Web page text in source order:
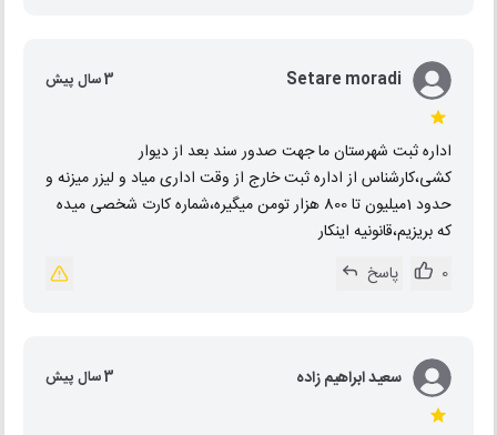
Setare moradi 3 سال پیش
اداره ثبت شهرستان ما جهت صدور سند بعد از دیوار
کشی،کارشناس از اداره ثبت خارج از وقت اداری میاد و لیزر میزنه و
حدود 1میلیون تا 800 هزار تومن میگیره،شماره کارت شخصی میده
که بریزیم،قانونیه اینکار
0
پاسخ
سعید ابراهیم زاده 3 سال پیش